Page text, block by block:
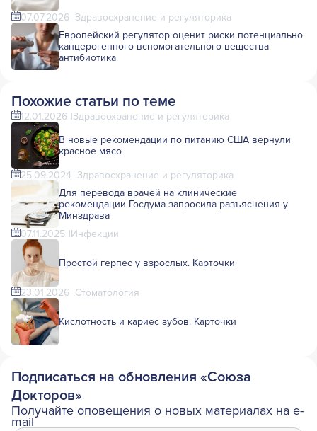
07.07.2026 Здравоохранение и регуляторика
Европейский регулятор оценит риски потенциально
канцерогенного вспомогательного вещества
антибиотика
Похожие статьи по теме
12.01.2026 Здравоохранение и регуляторика
В новые рекомендации по питанию США вернули
красное мясо
25.09.2024 Здравоохранение и регуляторика
Для перевода врачей на клинические
рекомендации Госдума запросила разъяснения у
Минздрава
07.11.2025 Инфекции
Простой герпес у взрослых. Карточки
23.01.2026 Стоматология
Кислотность и кариес зубов. Карточки
Подписаться на обновления «Союза
Докторов»
Получайте оповещения о новых материалах на e-
mail